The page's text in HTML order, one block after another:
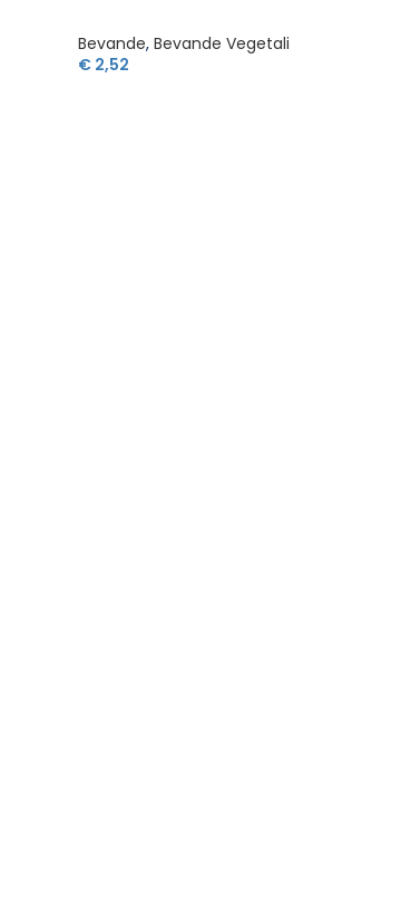
Bevande, Bevande Vegetali
€ 2,52